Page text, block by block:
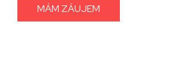
MÁM ZÁUJEM